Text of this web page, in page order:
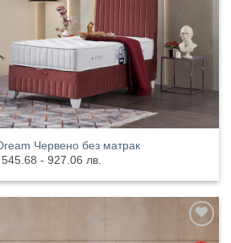
Червено без матрак
- 927.06 лв.